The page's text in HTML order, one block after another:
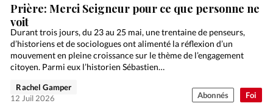
Foi
Prière: Merci Seigneur pour ce que personne ne
voit
Durant trois jours, du 23 au 25 mai, une trentaine de penseurs,
d’historiens et de sociologues ont alimenté la réflexion d’un
mouvement en pleine croissance sur le thème de l’engagement
citoyen. Parmi eux l’historien Sébastien…
Rachel Gamper
12 Juil 2026
Abonnés